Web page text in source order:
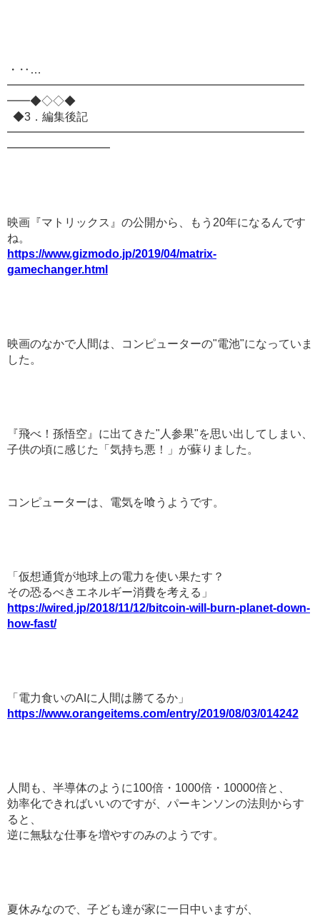
・‥…
━━━━━━━━━━━━━━━━━━━━━━━━━━
━━◆◇◇◆
◆3．編集後記
━━━━━━━━━━━━━━━━━━━━━━━━━━
━━━━━━━━━
映画『マトリックス』の公開から、もう20年になるんです
ね。
https://www.gizmodo.jp/2019/04/matrix-
gamechanger.html
映画のなかで人間は、コンピューターの"電池"になっていま
した。
『飛べ！孫悟空』に出てきた"人参果"を思い出してしまい、
子供の頃に感じた「気持ち悪！」が蘇りました。
コンピューターは、電気を喰うようです。
「仮想通貨が地球上の電力を使い果たす？
その恐るべきエネルギー消費を考える」
https://wired.jp/2018/11/12/bitcoin-will-burn-planet-down-
how-fast/
「電力食いのAIに人間は勝てるか」
https://www.orangeitems.com/entry/2019/08/03/014242
人間も、半導体のように100倍・1000倍・10000倍と、
効率化できればいいのですが、パーキンソンの法則からす
ると、
逆に無駄な仕事を増やすのみのようです。
夏休みなので、子ども達が家に一日中いますが、